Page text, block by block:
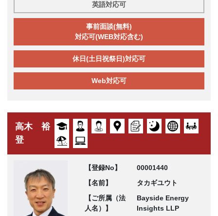
英語対応可
事前面談(無料)
対応可(WEB対応含む)
休日(土日祝祭日)対応可
Web対応可
高木 裕
登
【登録No】
00001440
【名前】
タカギユウト
【ご所属（法
人名）】
Bayside Energy
Insights LLP